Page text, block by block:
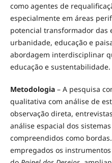
como agentes de
especialmente em áreas
potencial transformador das
urbanidade, educação e
abordagem interdisciplinar
educação e sustentabilidade.
Metodologia– A pesquisa
qualitativa com análise de
observação direta,
análise espacial dos
compreendidos como
empregados os